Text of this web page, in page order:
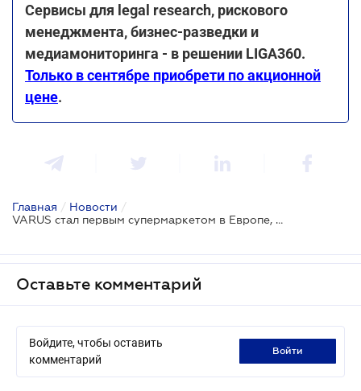
Сервисы для legal research, рискового
менеджмента, бизнес-разведки и
медиамониторинга - в решении LIGA360.
Только в сентябре приобрети по акционной
цене.
Главная / Новости /
VARUS стал первым супермаркетом в Европе, который принимает Binance Pay
Оставьте комментарий
Войдите, чтобы оставить
комментарий
войти